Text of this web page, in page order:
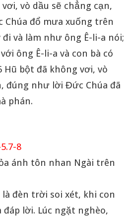
vò dầu sẽ chẳng cạn,
Chúa đổ mưa xuống trên
đi và làm như ông Ê-li-a nói;
ông Ê-li-a và con bà có
Hũ bột đã không vơi, vò
đúng như lời Đức Chúa đã
phán.
8
ánh tôn nhan Ngài trên
là đèn trời soi xét, khi con
đáp lời. Lúc ngặt nghèo,